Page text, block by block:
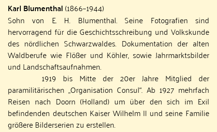
Karl Blumenthal(1866–1944)
Sohn von E. H. Blumenthal. Seine Fotografien sind
hervorragend für die Geschichtsschreibung und Volkskunde
des nördlichen Schwarzwaldes. Dokumentation der alten
Waldberufe wie Flößer und Köhler, sowie Jahrmarktsbilder
und Landschaftsaufnahmen.
1919 bis Mitte der 20er Jahre Mitglied der
paramilitärischen „Organisation Consul“. Ab 1927 mehrfach
Reisen nach Doorn (Holland) um über den sich im Exil
befindenden deutschen Kaiser Wilhelm II und seine Familie
größere Bilderserien zu erstellen.